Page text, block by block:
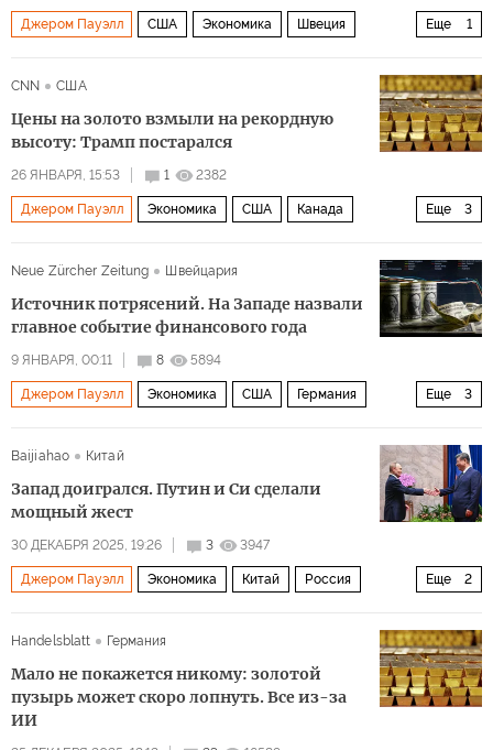
Еще 1
Джером Пауэлл США Экономика Швеция
CNN
США
Цены на золото взмыли на рекордную
высоту: Трамп постарался
26 ЯНВАРЯ, 15:53 1 2382
Еще 3
Джером Пауэлл Экономика США Канада
Neue Zürcher Zeitung
Швейцария
Источник потрясений. На Западе назвали
главное событие финансового года
9 ЯНВАРЯ, 00:11 8 5894
Еще 3
Джером Пауэлл Экономика США Германия
Baijiahao
Китай
Запад доигрался. Путин и Си сделали
мощный жест
30 ДЕКАБРЯ 2025, 19:26 3 3947
Еще 2
Джером Пауэлл Экономика Китай Россия
Handelsblatt
Германия
Мало не покажется никому: золотой
пузырь может скоро лопнуть. Все из-за
ИИ